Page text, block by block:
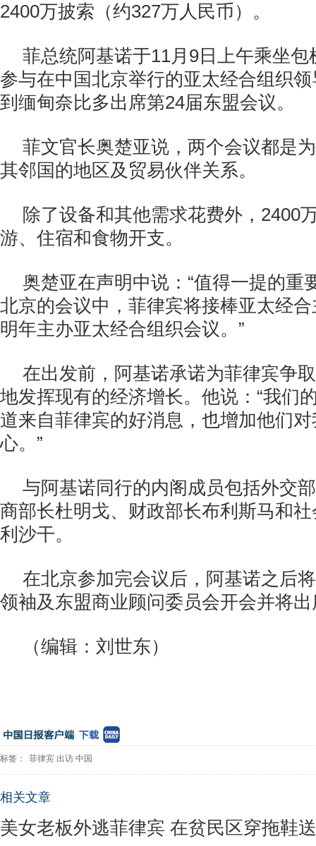
2400万披索（约327万人民币）。
菲总统阿基诺于11月9日上午乘坐
参与在中国北京举行的亚太经合组织
到缅甸奈比多出席第24届东盟会议。
菲文官长奥楚亚说，两个会议都是
其邻国的地区及贸易伙伴关系。
除了设备和其他需求花费外，2400
游、住宿和食物开支。
奥楚亚在声明中说：“值得一提的重
北京的会议中，菲律宾将接棒亚太经
明年主办亚太经合组织会议。”
在出发前，阿基诺承诺为菲律宾争
地发挥现有的经济增长。他说：“我们
道来自菲律宾的好消息，也增加他们
心。”
与阿基诺同行的内阁成员包括外交
商部长杜明戈、财政部长布利斯马和
利沙干。
在北京参加完会议后，阿基诺之后
领袖及东盟商业顾问委员会开会并将
（编辑：刘世东）
标签： 菲律宾 出访 中国
相关文章
美女老板外逃菲律宾 在贫民区穿拖鞋